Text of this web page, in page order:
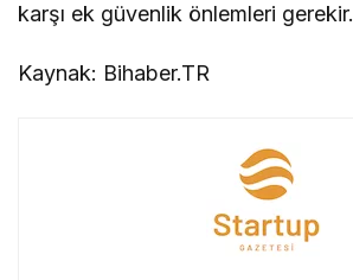
karşı ek güvenlik önlemleri gerekir.
Kaynak: Bihaber.TR